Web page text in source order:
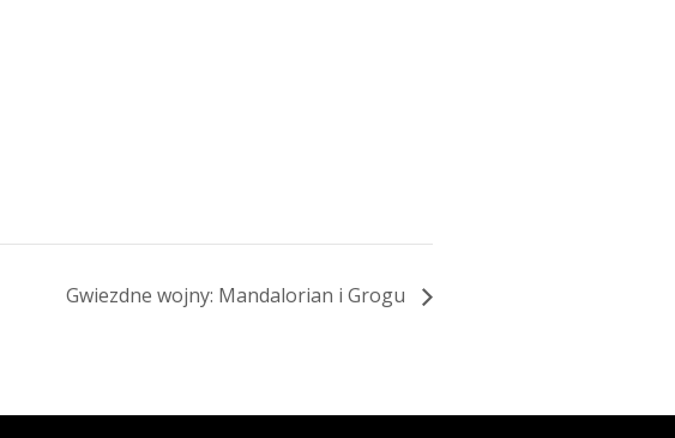
Gwiezdne wojny: Mandalorian i Grogu